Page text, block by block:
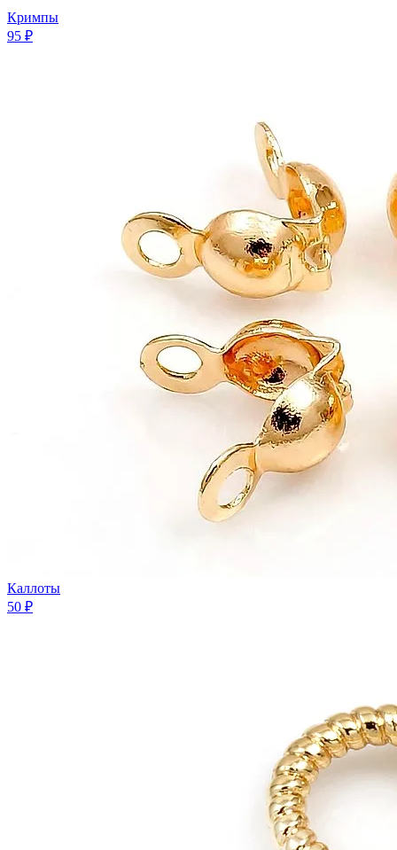
Кримпы
95 ₽
Каллоты
50 ₽